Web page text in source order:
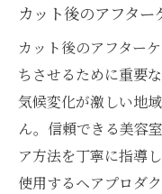
カット後のアフター
カット後のアフター
ちさせるために重要
気候変化が激しい地
ん。信頼できる美容
ア方法を丁寧に指導
使用するヘアプロダ